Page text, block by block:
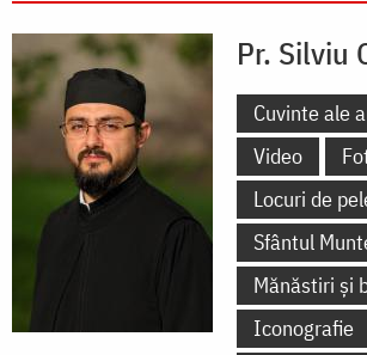
Pr. Silviu
Cuvinte ale
Video
Locuri de
Sfântul
Mănăstiri și
Iconografie